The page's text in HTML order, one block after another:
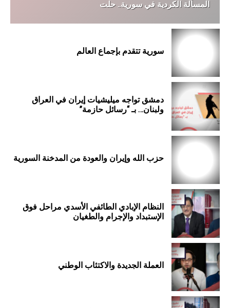
المسألة الكردية في سورية.. حلت
سورية تتقدم بإجماع العالم
دمشق تواجه ميليشيات إيران في العراق
ولبنان… بـ “رسائل حازمة”
حزب الله وإيران والعودة من المدخنة السورية
النظام الإبادي الطائفي الأسدي مراحل فوق
الإستبداد والإجرام والطغيان
العملة الجديدة والاكتئاب الوطني